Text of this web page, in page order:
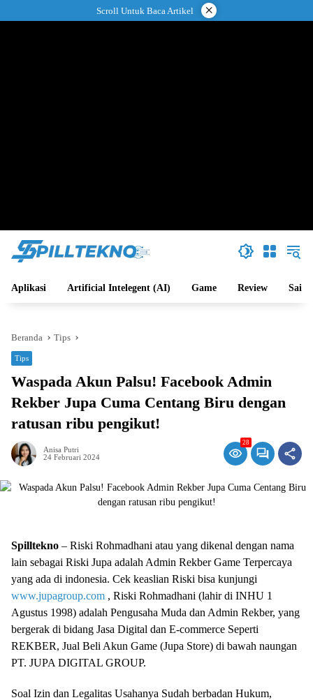
ke
Scroll Untuk Baca Artikel ×
Aplikasi Artificial Intelegent (AI) Game Review Sains
Beranda Tips
Tips
Waspada Akun Palsu! Facebook Admin
Rekber Jupa Cuma Centang Biru dengan
ratusan ribu pengikut!
Anisa Putri
24 Februari 2024
28
Spilltekno – Riski Rohmadhani atau yang dikenal dengan nama
lain sebagai Riski Jupa adalah Admin Rekber Game Terpercaya
yang ada di indonesia. Cek keaslian Riski bisa kunjungi
www.jupagroup.com , Riski Rohmadhani (lahir di INHU 1
Agustus 1998) adalah Pengusaha Muda dan Admin Rekber, yang
bergerak di bidang Jasa Digital dan E-commerce Seperti
REKBER, Jual Beli Akun Game (Jupa Store) di bawah naungan
PT. JUPA DIGITAL GROUP.
Soal Izin dan Legalitas Usahanya Sudah berbadan Hukum,